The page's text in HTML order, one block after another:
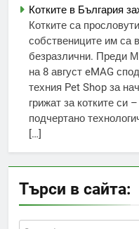
Котките в България
Котките са
собствениците им са
безразлични. Преди
на 8 август eMAG
техния Pet Shop за
грижат за котките си
подчертано
[…]
Търси в сайта: